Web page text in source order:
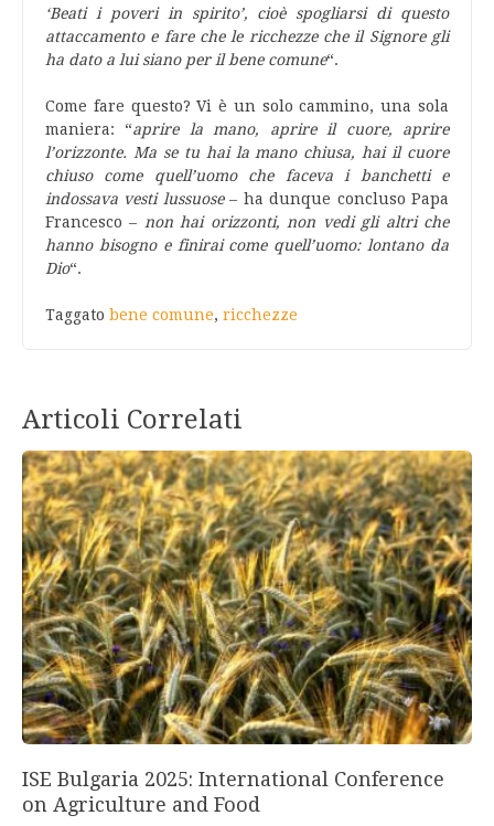
‘Beati i poveri in spirito’, cioè spogliarsi di questo
attaccamento e fare che le ricchezze che il Signore gli
ha dato a lui siano per il bene comune“.
Come fare questo? Vi è un solo cammino, una sola
maniera: “aprire la mano, aprire il cuore, aprire
l’orizzonte. Ma se tu hai la mano chiusa, hai il cuore
chiuso come quell’uomo che faceva i banchetti e
indossava vesti lussuose– ha dunque concluso Papa
Francesco – non hai orizzonti, non vedi gli altri che
hanno bisogno e finirai come quell’uomo: lontano da
Dio“.
Taggato bene comune, ricchezze
Articoli Correlati
ISE Bulgaria 2025: International Conference
on Agriculture and Food